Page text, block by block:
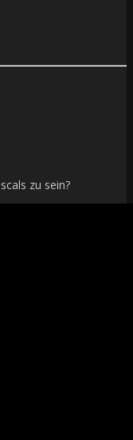
zu sein?